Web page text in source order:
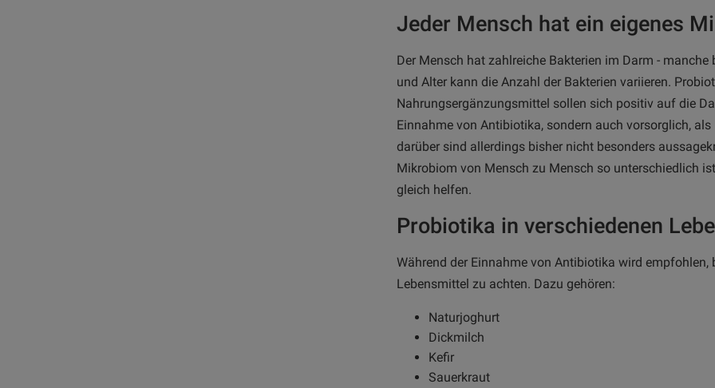
Jeder Mensch hat ein eigenes
Der Mensch hat zahlreiche Bakterien im Darm -
und Alter kann die Anzahl der Bakterien variieren.
Nahrungsergänzungsmittel sollen sich positiv auf die
Einnahme von Antibiotika, sondern auch vorsorglich,
darüber sind allerdings bisher nicht besonders
Mikrobiom von Mensch zu Mensch so unterschiedlich
gleich helfen.
Probiotika in verschiedenen
Während der Einnahme von Antibiotika wird
Lebensmittel zu achten. Dazu gehören:
Naturjoghurt
Dickmilch
Kefir
Sauerkraut